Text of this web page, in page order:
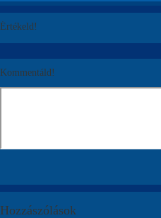
Értékeld!
Kommentáld!
Hozzászólások